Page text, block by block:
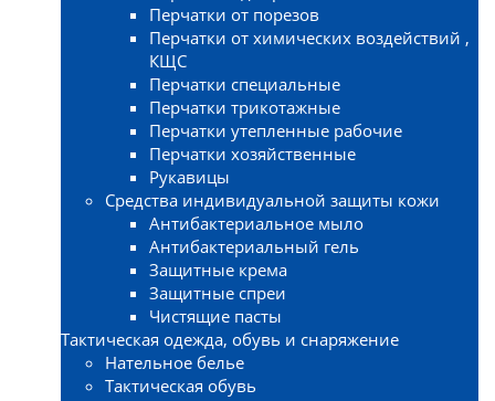
Перчатки от порезов
Перчатки от химических воздействий ,
КЩС
Перчатки специальные
Перчатки трикотажные
Перчатки утепленные рабочие
Перчатки хозяйственные
Рукавицы
Средства индивидуальной защиты кожи
Антибактериальное мыло
Антибактериальный гель
Защитные крема
Защитные спреи
Чистящие пасты
Тактическая одежда, обувь и снаряжение
Нательное белье
Тактическая обувь